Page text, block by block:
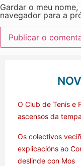
Gardar o meu
navegador para a
O Club de Tenis e
ascensos da
Os colectivos
explicacións ao
deslinde con Mos